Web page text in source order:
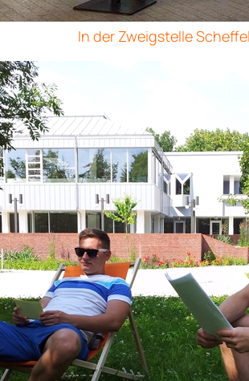
In der Zweigstelle